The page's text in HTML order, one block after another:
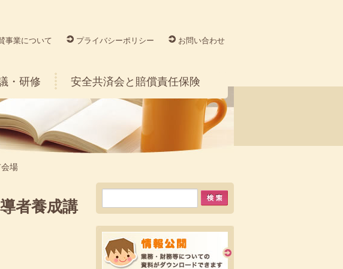
事業について プライバシーポリシー お問い合わせ
・研修 安全共済会と賠償責任保険
場
者養成講